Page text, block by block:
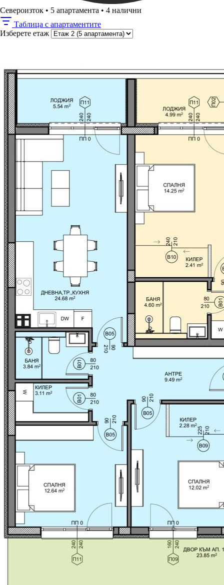
Североизток • 5 апартамента • 4 налични
Таблица с апартаментите
Изберете етаж